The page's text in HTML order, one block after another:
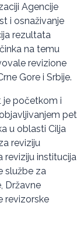
Agencije
i osnaživanje
rezultata
na temu
revizione
Gore i Srbije.
je početkom i
pet
u oblasti Cilja
reviziju
reviziju institucija
službe za
Državne
revizorske